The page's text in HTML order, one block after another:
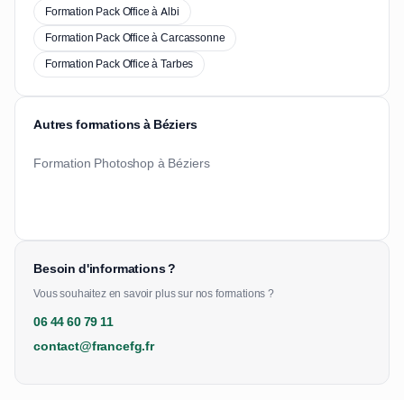
Formation Pack Office à Albi
Formation Pack Office à Carcassonne
Formation Pack Office à Tarbes
Autres formations à Béziers
Formation Photoshop à Béziers
Besoin d'informations ?
Vous souhaitez en savoir plus sur nos formations ?
06 44 60 79 11
contact@francefg.fr